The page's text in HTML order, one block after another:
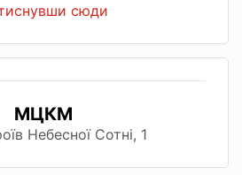
сюди
МЦКМ
Небесної Сотні, 1